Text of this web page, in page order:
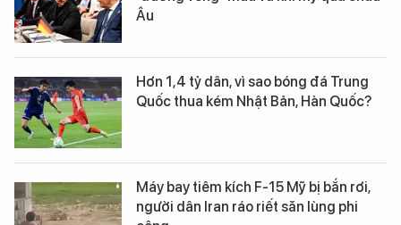
Âu
Hơn 1,4 tỷ dân, vì sao bóng đá Trung
Quốc thua kém Nhật Bản, Hàn Quốc?
Máy bay tiêm kích F-15 Mỹ bị bắn rơi,
người dân Iran ráo riết săn lùng phi